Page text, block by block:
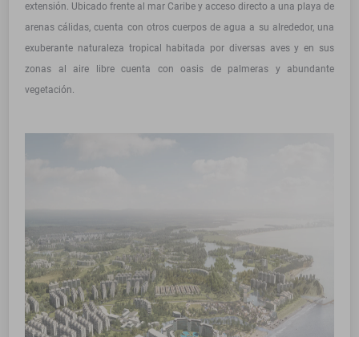
extensión. Ubicado frente al mar Caribe y acceso directo a una playa de
arenas cálidas, cuenta con otros cuerpos de agua a su alrededor, una
exuberante naturaleza tropical habitada por diversas aves y en sus
zonas al aire libre cuenta con oasis de palmeras y abundante
vegetación.